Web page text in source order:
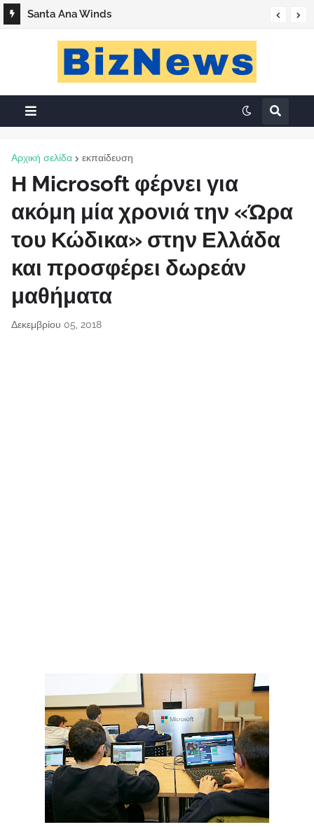
Santa Ana Winds
«Ο Βάσος της Καλής»
Αρχική σελίδα εκπαίδευση
Η Microsoft φέρνει για
ακόμη μία χρονιά την «Ώρα
του Κώδικα» στην Ελλάδα
και προσφέρει δωρεάν
μαθήματα
Δεκεμβρίου 05, 2018